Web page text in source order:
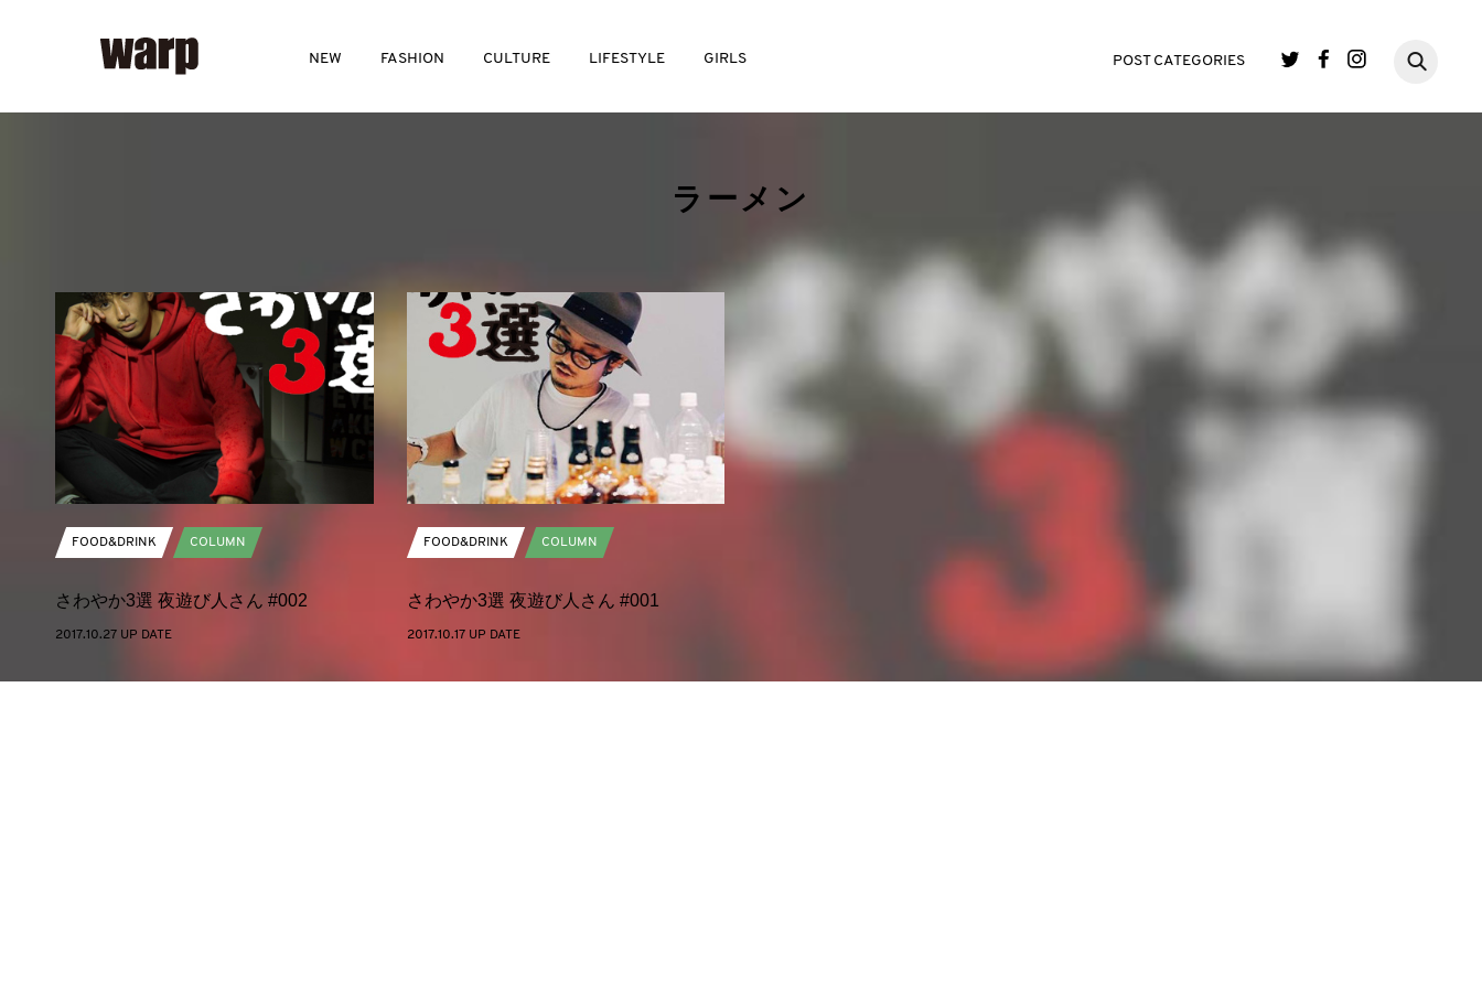
NEW FASHION CULTURE LIFESTYLE GIRLS POST CATEGORIES
ラーメン
FOOD&DRINK COLUMN
さわやか3選 夜遊び人さん #002
2017.10.27 UP DATE
FOOD&DRINK COLUMN
さわやか3選 夜遊び人さん #001
2017.10.17 UP DATE